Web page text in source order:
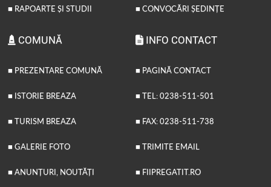
■ RAPOARTE ȘI STUDII ■ CONVOCĂRI ȘEDINȚE
COMUNĂ
■ PREZENTARE COMUNĂ
■ ISTORIE BREAZA
■ TURISM BREAZA
■ GALERIE FOTO
■ ANUNȚURI, NOUTĂȚI
INFO CONTACT
■ PAGINĂ CONTACT
■ TEL: 0238-511-501
■ FAX: 0238-511-738
■ TRIMITE EMAIL
■ FIIPREGATIT.RO